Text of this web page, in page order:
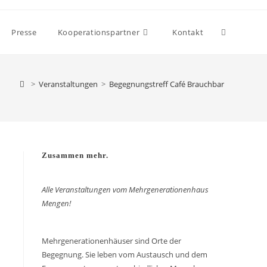
Presse Kooperationspartner Kontakt
> Veranstaltungen > Begegnungstreff Café Brauchbar
Zusammen mehr.
Alle Veranstaltungen vom Mehrgenerationenhaus
Mengen!
Mehrgenerationenhäuser sind Orte der
Begegnung. Sie leben vom Austausch und dem